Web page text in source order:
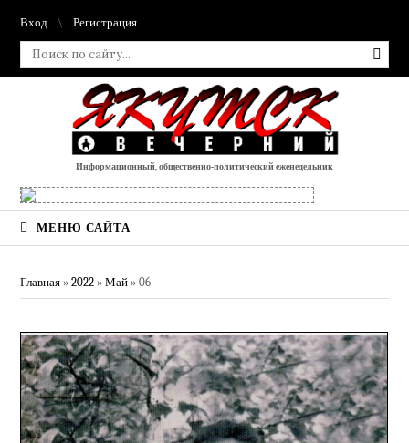
Вход Регистрация
Информационный, общественно-политический еженедельник
МЕНЮ САЙТА
Главная »2022 » Май » 06